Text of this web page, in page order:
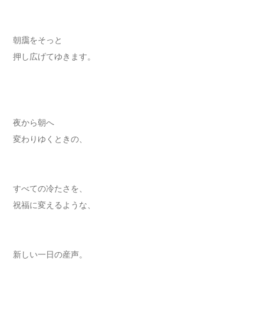
朝靄をそっと
押し広げてゆきます。
夜から朝へ
変わりゆくときの、
すべての冷たさを、
祝福に変えるような、
新しい一日の産声。